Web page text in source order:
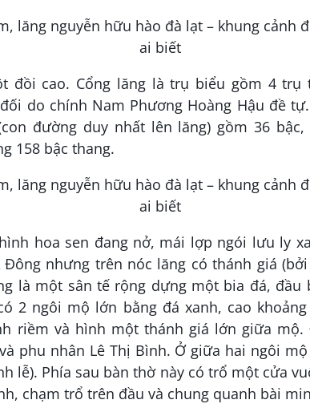
đồi cao. Cổng lăng là trụ biểu gồm 4 trụ
do chính Nam Phương Hoàng Hậu đề
đường duy nhất lên lăng) gồm 36
158 bậc thang.
hoa sen đang nở, mái lợp ngói lưu ly
nhưng trên nóc lăng có thánh giá
là một sân tế rộng dựng một bia đá, đầu
2 ngôi mộ lớn bằng đá xanh, cao
riềm và hình một thánh giá lớn giữa
phu nhân Lê Thị Bình. Ở giữa hai ngôi
lễ). Phía sau bàn thờ này có trổ một cửa
chạm trổ trên đầu và chung quanh bài